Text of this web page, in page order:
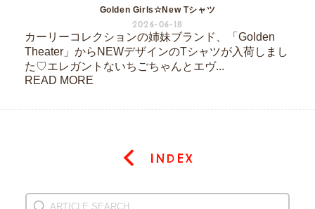
Golden Girls☆New Tシャツ
2026-06-18
カーリーコレクションの姉妹ブランド、「Golden
Theater」からNEWデザインのTシャツが入荷しまし
た♡エレガントないちごちゃんとエヴ...
READ MORE
INDEX